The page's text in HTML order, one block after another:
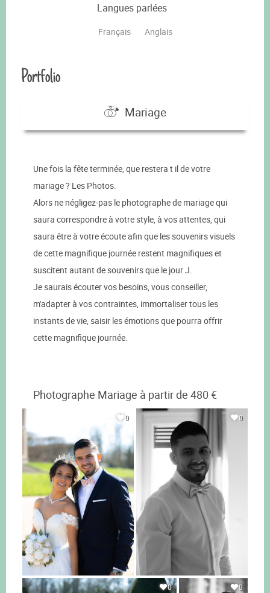
Langues parlées
Français Anglais
Portfolio
Mariage
Une fois la fête terminée, que restera t il de votre
mariage ? Les Photos.
Alors ne négligez-pas le photographe de mariage qui
saura correspondre à votre style, à vos attentes, qui
saura être à votre écoute afin que les souvenirs visuels
de cette magnifique journée restent magnifiques et
suscitent autant de souvenirs que le jour J.
Je saurais écouter vos besoins, vous conseiller,
m'adapter à vos contraintes, immortaliser tous les
instants de vie, saisir les émotions que pourra offrir
cette magnifique journée.
Photographe Mariage à partir de 480 €
0 0
0 0